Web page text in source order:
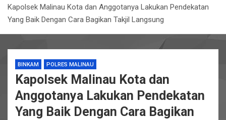
Kapolsek Malinau Kota dan Anggotanya Lakukan Pendekatan
Yang Baik Dengan Cara Bagikan Takjil Langsung
BINKAM POLRES MALINAU
Kapolsek Malinau Kota dan
Anggotanya Lakukan Pendekatan
Yang Baik Dengan Cara Bagikan